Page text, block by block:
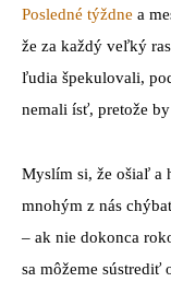
Posledné týždne a
že za každý veľký
ľudia špekulovali,
nemali ísť, pretože
Myslím si, že ošiaľ a
mnohým z nás
– ak nie dokonca
sa môžeme sústrediť